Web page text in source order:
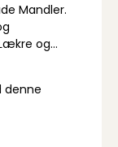
Mandler.
og
denne